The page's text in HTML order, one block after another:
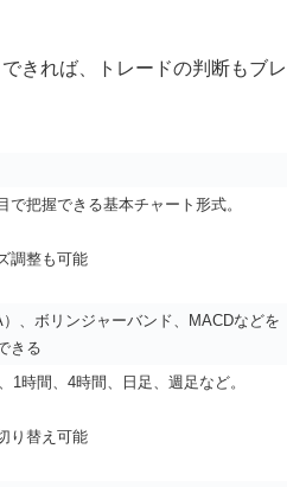
きれば、トレードの判断もブレ
で把握できる基本チャート形式。
調整も可能
、ボリンジャーバンド、MACDなどを
きる
1時間、4時間、日足、週足など。
り替え可能